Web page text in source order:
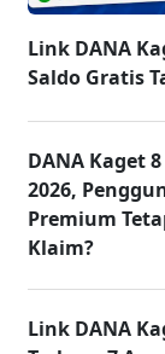
Link DANA
Saldo Gratis
DANA Kaget
2026,
Premium
Klaim?
Link DANA